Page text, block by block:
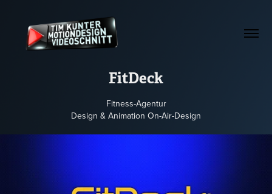
FitDeck
Fitness-Agentur
Design & Animation On-Air-Design